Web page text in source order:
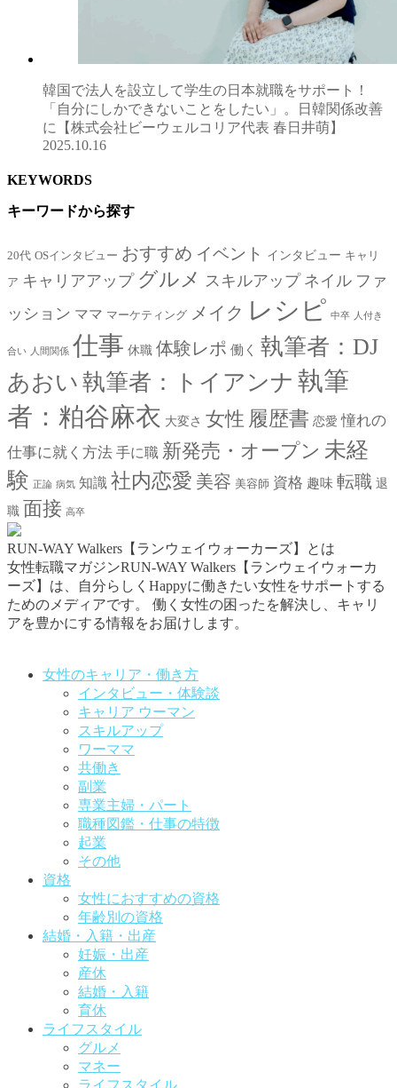
韓国で法人を設立して学生の日本就職をサポート！
「自分にしかできないことをしたい」。日韓関係改善
に【株式会社ビーウェルコリア代表 春日井萌】
2025.10.16
KEYWORDS
キーワードから探す
20代 OSインタビュー おすすめ イベント インタビュー キャリ
ア キャリアアップ グルメ スキルアップ ネイル ファ
ッション ママ マーケティング メイク レシピ 中卒 人付き
合い 人間関係 仕事 休職 体験レポ 働く 執筆者：DJ
あおい 執筆者：トイアンナ 執筆
者：粕谷麻衣 大変さ 女性 履歴書 恋愛 憧れの
仕事に就く方法 手に職 新発売・オープン 未経
験 正論 病気 知識 社内恋愛 美容 美容師 資格 趣味 転職 退
職 面接 高卒
RUN-WAY Walkers【ランウェイウォーカーズ】とは
女性転職マガジンRUN-WAY Walkers【ランウェイウォーカ
ーズ】は、自分らしくHappyに働きたい女性をサポートする
ためのメディアです。
働く女性の困ったを解決し、キャリ
アを豊かにする情報をお届けします。
女性のキャリア・働き方
インタビュー・体験談
キャリア ウーマン
スキルアップ
ワーママ
共働き
副業
専業主婦・パート
職種図鑑・仕事の特徴
起業
その他
資格
女性におすすめの資格
年齢別の資格
結婚・入籍・出産
妊娠・出産
産休
結婚・入籍
育休
ライフスタイル
グルメ
マネー
ライフスタイル